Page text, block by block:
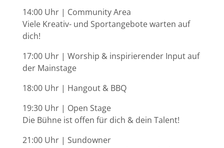
14:00 Uhr | Community Area
Viele Kreativ- und Sportangebote warten auf
dich!
17:00 Uhr | Worship & inspirierender Input auf
der Mainstage
18:00 Uhr | Hangout & BBQ
19:30 Uhr | Open Stage
Die Bühne ist offen für dich & dein Talent!
21:00 Uhr | Sundowner